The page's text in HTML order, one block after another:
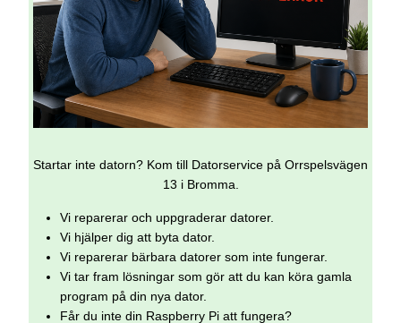
Startar inte datorn? Kom till Datorservice på Orrspelsvägen
13 i Bromma.
Vi reparerar och uppgraderar datorer.
Vi hjälper dig att byta dator.
Vi reparerar bärbara datorer som inte fungerar.
Vi tar fram lösningar som gör att du kan köra gamla
program på din nya dator.
Får du inte din Raspberry Pi att fungera?